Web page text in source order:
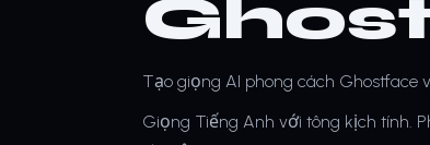
Tạo giọng AI phong cách Ghostface
Giọng Tiếng Anh với tông kịch tính.